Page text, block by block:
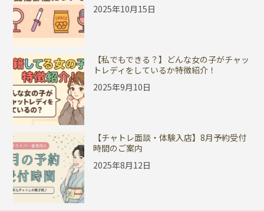
2025年10月15日
【私でもできる？】どんな女の子がチャッ
トレディをしているか特徴紹介！
2025年9月10日
【チャトレ面談・体験入店】8月予約受付
時間のご案内
2025年8月12日